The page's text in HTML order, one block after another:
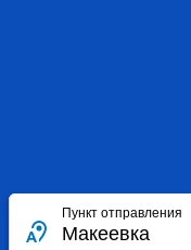
Пункт отправления